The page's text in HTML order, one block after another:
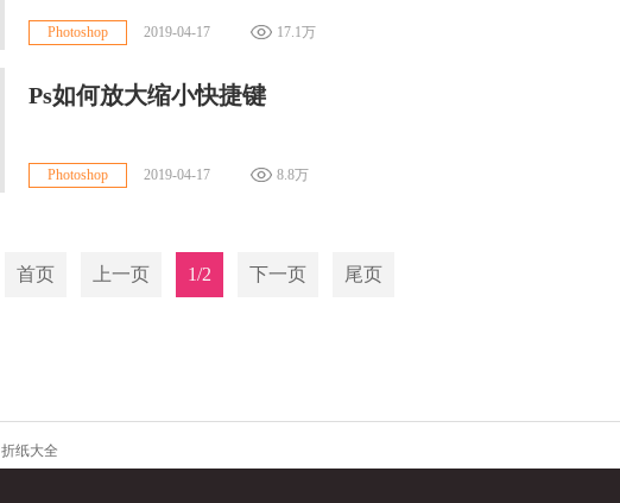
Photoshop 2019-04-17 17.1万
Ps如何放大缩小快捷键
Photoshop 2019-04-17 8.8万
首页 上一页 1/2 下一页 尾页
折纸大全